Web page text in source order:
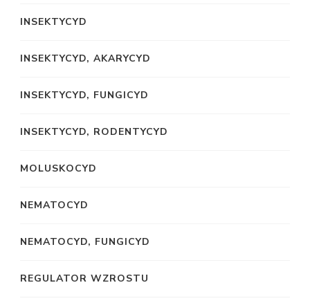
INSEKTYCYD
INSEKTYCYD, AKARYCYD
INSEKTYCYD, FUNGICYD
INSEKTYCYD, RODENTYCYD
MOLUSKOCYD
NEMATOCYD
NEMATOCYD, FUNGICYD
REGULATOR WZROSTU